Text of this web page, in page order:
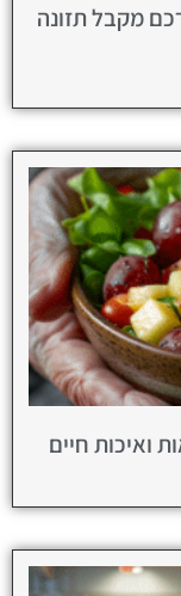
מקבל תזונה
ואיכות חיים